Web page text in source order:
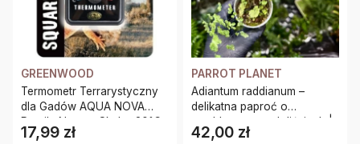
GREENWOOD
Termometr Terrarystyczny
dla Gadów AQUA NOVA
Reptile Nova – Skala -20°C
do 50°C
Cena
17,99 zł
PARROT PLANET
Adiantum raddianum –
delikatna paproć o
wachlarzowatych liściach |
Parrot Planet
Cena
42,00 zł